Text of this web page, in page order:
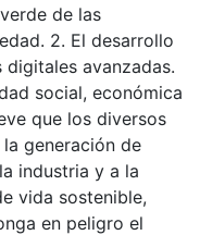
de las
2. El desarrollo
avanzadas.
social, económica
que los diversos
generación de
industria y a la
vida sostenible,
en peligro el